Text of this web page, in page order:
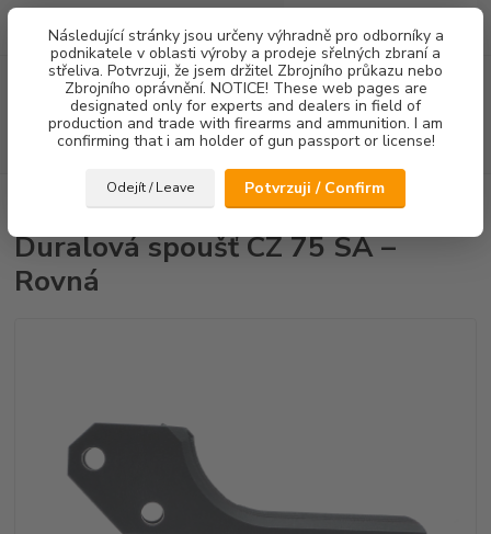
Následující stránky jsou určeny výhradně pro odborníky a
podnikatele v oblasti výroby a prodeje sřelných zbraní a
střeliva. Potvrzuji, že jsem držitel Zbrojního průkazu nebo
Zbrojního oprávnění. NOTICE! These web pages are
designated only for experts and dealers in field of
production and trade with firearms and ammunition. I am
confirming that i am holder of gun passport or license!
Odejít / Leave Potvrzuji / Confirm
Menu
Hledat
za0,00 Kč
Duralová spoušť CZ 75 SA – Rovná
Duralová spoušť CZ 75 SA –
Rovná